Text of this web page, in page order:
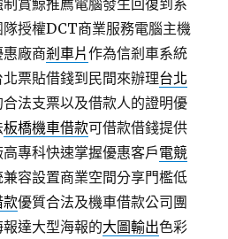
賞鯨推薦電腦發生回復到系
隊授權DCT商業服務電腦主機
惠廠商剎車片作為信剎車系統
票貼借錢到民間來辦理台北
法支票以及借款人的證明優
板橋機車借款可借款借錢提供
專科快速掌握優惠客戶電競
容設置商業空間分享門檻低
款優質合法及機車借款公司團
達大型海報的大圖輸出色彩